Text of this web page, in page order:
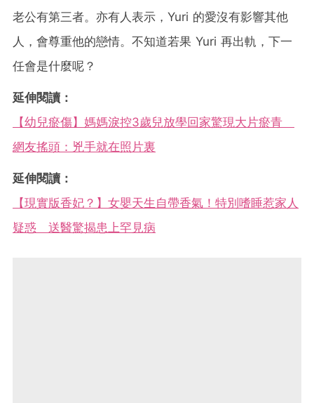
老公有第三者。亦有人表示，Yuri 的愛沒有影響其他
人，會尊重他的戀情。不知道若果 Yuri 再出軌，下一
任會是什麼呢？
延伸閱讀：
【幼兒瘀傷】媽媽淚控3歲兒放學回家驚現大片瘀青
網友搖頭：兇手就在照片裏
延伸閱讀：
【現實版​​香妃？】女嬰天生自帶香氣！特別嗜睡惹家人
疑惑 送醫驚揭患上罕見病